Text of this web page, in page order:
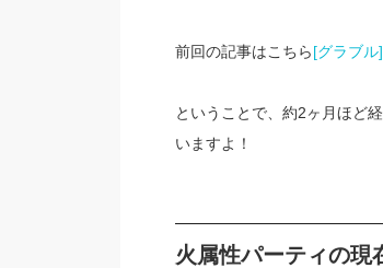
前回の記事はこちら[グラブ
ということで、約2ヶ月ほど
いますよ！
火属性パーティの現